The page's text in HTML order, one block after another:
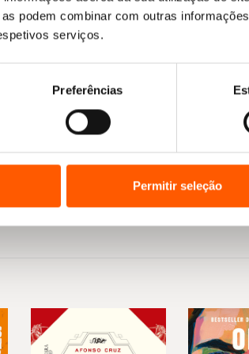
podem combinar com outras
serviços.
Preferências
Permitir seleção
8,90€O
preço
era:
8,01€O
A Metamorfose
Franz Kafka